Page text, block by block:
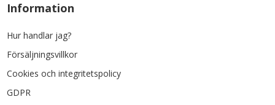
Information
Hur handlar jag?
Försäljningsvillkor
Cookies och integritetspolicy
GDPR